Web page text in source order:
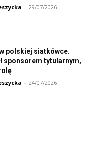
- 29/07/2026
polskiej siatkówce.
sponsorem tytularnym,
- 24/07/2026